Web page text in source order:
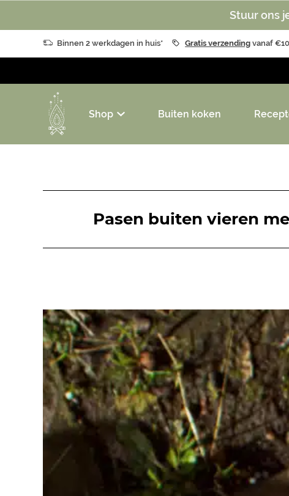
Stuur ons
Binnen 2 werkdagen in huis* Gratis verzending vanaf
Shop Buiten koken
Pasen buiten vieren